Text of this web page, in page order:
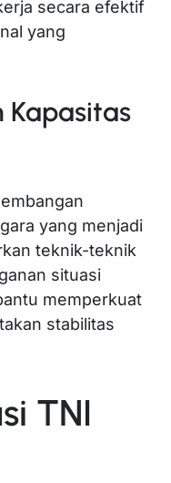
secara efektif
yang
Kapasitas
yang menjadi
teknik-teknik
situasi
memperkuat
stabilitas
TNI